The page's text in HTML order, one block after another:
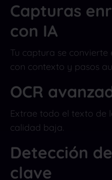
Capturas
con IA
Tu captura se
con contexto y pasos
OCR
Extrae todo el texto de
calidad baja.
Detección
clave